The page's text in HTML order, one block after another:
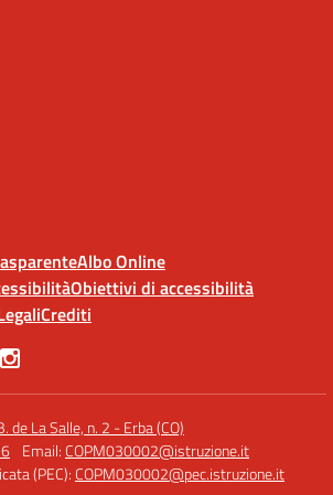
Albo Online
Obiettivi di accessibilità
Crediti
de La Salle, n. 2 - Erba (CO)
Email: COPM030002@istruzione.it
(PEC): COPM030002@pec.istruzione.it